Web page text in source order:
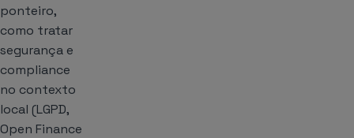
ponteiro,
como tratar
segurança e
compliance
no contexto
local (LGPD,
Open Finance